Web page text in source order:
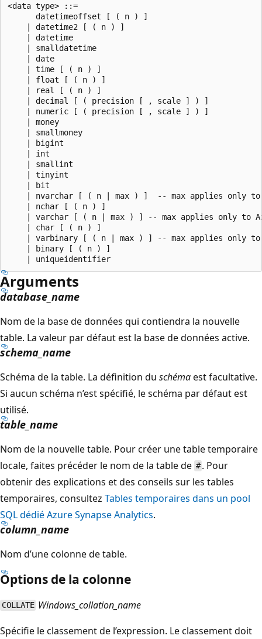
<data type> ::=
      datetimeoffset [ ( n ) ]
    | datetime2 [ ( n ) ]
    | datetime
    | smalldatetime
    | date
    | time [ ( n ) ]
    | float [ ( n ) ]
    | real [ ( n ) ]
    | decimal [ ( precision [ , scale ] ) ]
    | numeric [ ( precision [ , scale ] ) ]
    | money
    | smallmoney
    | bigint
    | int
    | smallint
    | tinyint
    | bit
| nvarchar [ ( n | max ) ]  -- max applies only
    | nchar [ ( n ) ]
| varchar [ ( n | max ) ] -- max applies only to
    | char [ ( n ) ]
| varbinary [ ( n | max ) ] -- max applies only
    | binary [ ( n ) ]
Arguments
database_name
Nom de la base de données qui contiendra la nouvelle
table. La valeur par défaut est la base de données active.
schema_name
Schéma de la table. La définition du schémaest facultative.
Si aucun schéma n’est spécifié, le schéma par défaut est
utilisé.
table_name
Nom de la nouvelle table. Pour créer une table temporaire
locale, faites précéder le nom de la table de # . Pour
obtenir des explications et des conseils sur les tables
temporaires, consultez Tables temporaires dans un pool
SQL dédié Azure Synapse Analytics.
column_name
Nom d’une colonne de table.
Options de la colonne
COLLATE Windows_collation_name
Spécifie le classement de l’expression. Le classement doit